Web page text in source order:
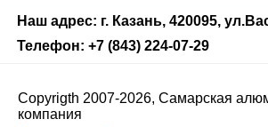
Наш адрес: г. Казань, 420095,
Телефон: +7 (843) 224-07-29
Copyrigth 2007-2026, Самарская
компания